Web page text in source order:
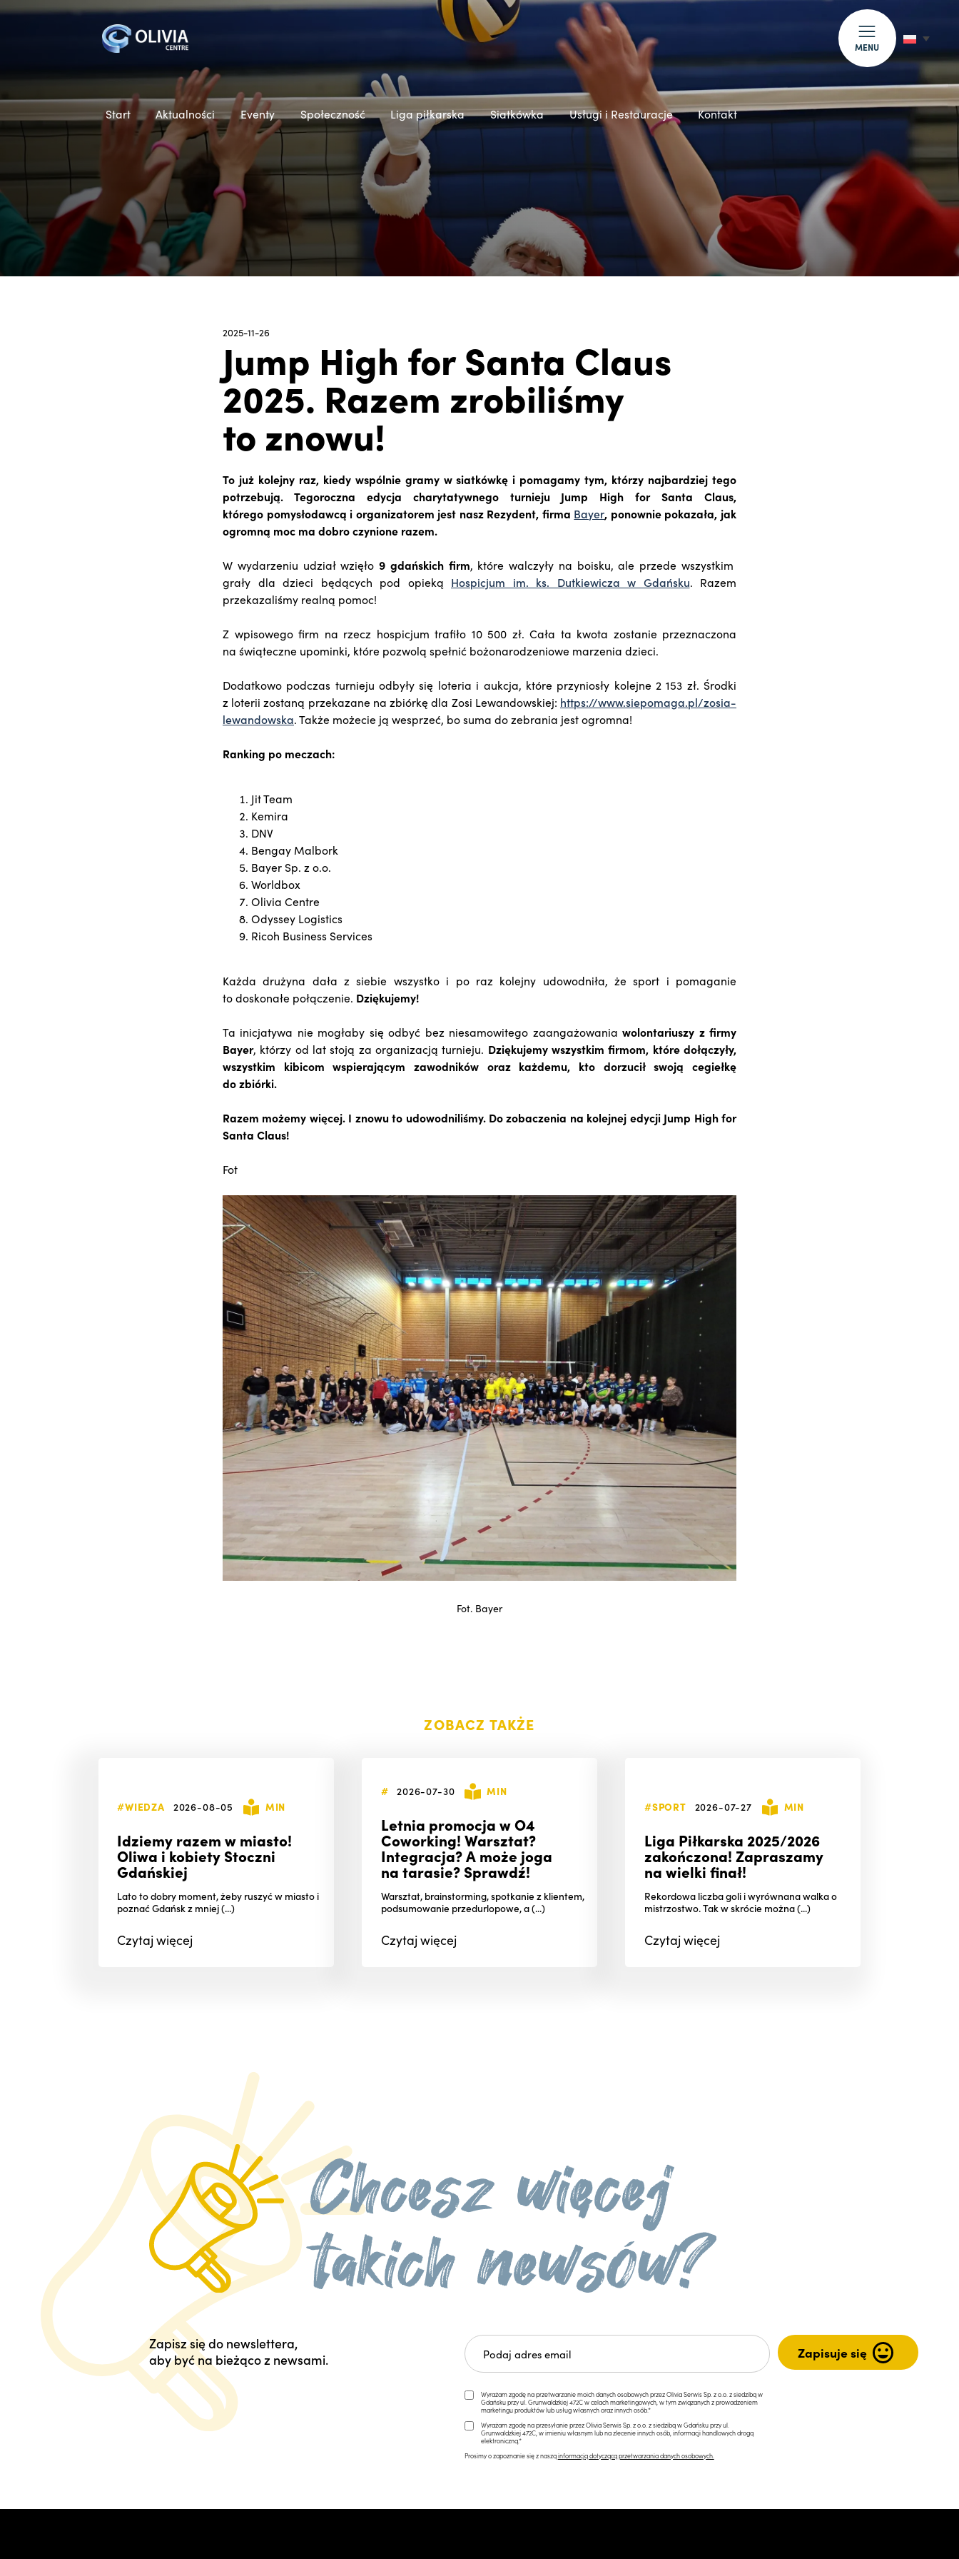
MENU
Start Aktualności Eventy Społeczność Liga piłkarska Siatkówka Usługi i Restauracje Kontakt
2025-11-26
Jump High for Santa Claus
2025. Razem zrobiliśmy
to znowu!
To już kolejny raz, kiedy wspólnie gramy w siatkówkę i pomagamy tym, którzy najbardziej tego
potrzebują. Tegoroczna edycja charytatywnego turnieju Jump High for Santa Claus,
którego pomysłodawcą i organizatorem jest nasz Rezydent, firma Bayer, ponownie pokazała, jak
ogromną moc ma dobro czynione razem.
W wydarzeniu udział wzięło9 gdańskich firm, które walczyły na boisku, ale przede wszystkim
grały dla dzieci będących pod opieką Hospicjum im. ks. Dutkiewicza w Gdańsku. Razem
przekazaliśmy realną pomoc!
Z wpisowego firm na rzecz hospicjum trafiło 10 500 zł. Cała ta kwota zostanie przeznaczona
na świąteczne upominki, które pozwolą spełnić bożonarodzeniowe marzenia dzieci.
Dodatkowo podczas turnieju odbyły się loteria i aukcja, które przyniosły kolejne 2 153 zł. Środki
z loterii zostaną przekazane na zbiórkę dla Zosi Lewandowskiej: https://www.siepomaga.pl/zosia-
lewandowska. Także możecie ją wesprzeć, bo suma do zebrania jest ogromna!
Ranking po meczach:
Jit Team
Kemira
DNV
Bengay Malbork
Bayer Sp. z o.o.
Worldbox
Olivia Centre
Odyssey Logistics
Ricoh Business Services
Każda drużyna dała z siebie wszystko i po raz kolejny udowodniła, że sport i pomaganie
to doskonałe połączenie. Dziękujemy!
Ta inicjatywa nie mogłaby się odbyć bez niesamowitego zaangażowaniawolontariuszy z firmy
Bayer, którzy od lat stoją za organizacją turnieju. Dziękujemy wszystkim firmom, które dołączyły,
wszystkim kibicom wspierającym zawodników oraz każdemu, kto dorzucił swoją cegiełkę
do zbiórki.
Razem możemy więcej. I znowu to udowodniliśmy. Do zobaczenia na kolejnej edycji Jump High for
Santa Claus!
Fot
Fot. Bayer
ZOBACZ TAKŻE
#WIEDZA 2026-08-05 MIN
Idziemy razem w miasto!
Oliwa i kobiety Stoczni
Gdańskiej
Lato to dobry moment, żeby ruszyć w miasto i
poznać Gdańsk z mniej (...)
Czytajwięcej
# 2026-07-30 MIN
Letnia promocja w O4
Coworking! Warsztat?
Integracja? A może joga
na tarasie? Sprawdź!
Warsztat, brainstorming, spotkanie z klientem,
podsumowanie przedurlopowe, a (...)
Czytajwięcej
#SPORT 2026-07-27 MIN
Liga Piłkarska 2025/2026
zakończona! Zapraszamy
na wielki finał!
Rekordowa liczba goli i wyrównana walka o
mistrzostwo. Tak w skrócie można (...)
Czytajwięcej
Zapisz się do newslettera,
aby być na bieżąco z newsami.
Wyrażam zgodę na przetwarzanie moich danych osobowych przez Olivia Serwis Sp. z o.o. z siedzibą w
Gdańsku przy ul. Grunwaldzkiej 472C w celach marketingowych, w tym związanych z prowadzeniem
marketingu produktów lub usług własnych oraz innych osób.*
Wyrażam zgodę na przesyłanie przez Olivia Serwis Sp. z o.o. z siedzibą w Gdańsku przy ul.
Grunwaldzkiej 472C, w imieniu własnym lub na zlecenie innych osób, informacji handlowych drogą
elektroniczną.*
Prosimy o zapoznanie się z nasząinformacją dotyczącą przetwarzania danych osobowych.